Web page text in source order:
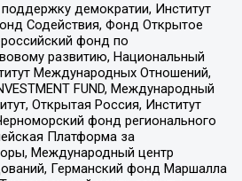
демократии, Институт
Содействия, Фонд Открытое
фонд по
развитию, Национальный
Международных Отношений,
FUND, Международный
Открытая Россия, Институт
фонд регионального
Платформа за
Международный центр
Германский фонд Маршалла